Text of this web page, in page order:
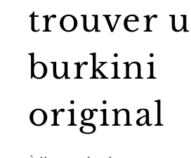
trouver
burkini
original